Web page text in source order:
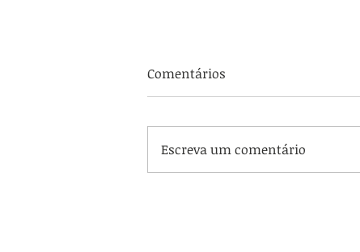
Manifestações Mediúnicas
Por Edson Outtone. As
sempre se constituíram em
grande enigma para a
humanidade. A igreja dizia ser
Comentários
Escreva um comentário